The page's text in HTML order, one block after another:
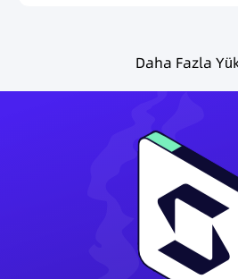
Daha Fazla